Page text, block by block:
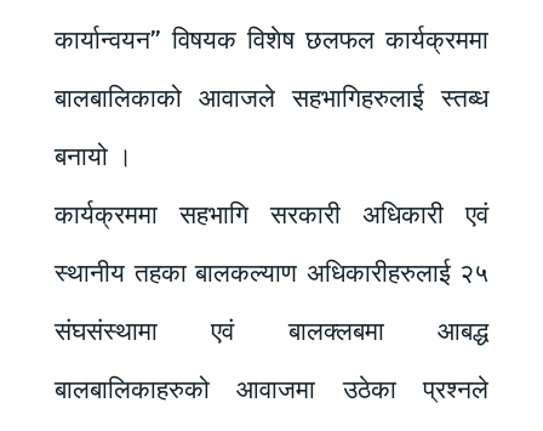
कार्यान्वयन” विषयक विशेष छलफल कार्यक्रममा
बालबालिकाको आवाजले सहभागिहरुलाई स्तब्ध
बनायो ।
कार्यक्रममा सहभागि सरकारी अधिकारी एवं
स्थानीय तहका बालकल्याण अधिकारीहरुलाई २५
संघसंस्थामा एवं बालक्लबमा आबद्ध
बालबालिकाहरुको आवाजमा उठेका प्रश्नले